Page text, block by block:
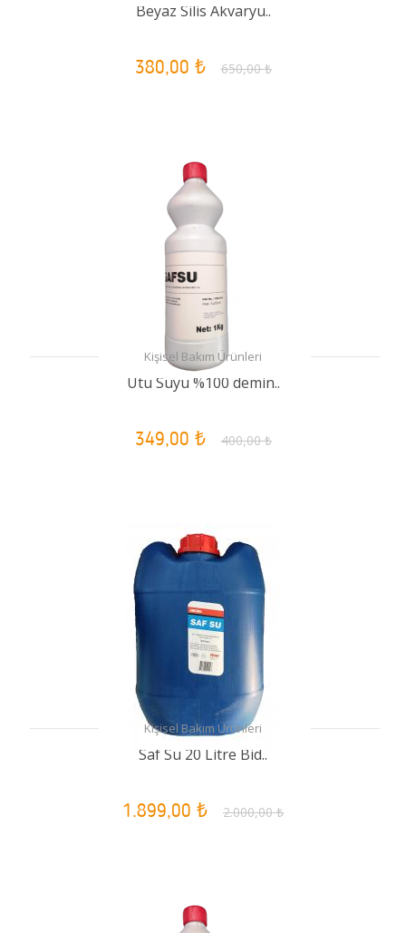
Beyaz Silis Akvaryu..
380,00 ₺ 650,00 ₺
Kişisel Bakım Ürünleri
Ütü Suyu %100 demin..
349,00 ₺ 400,00 ₺
Kişisel Bakım Ürünleri
Saf Su 20 Litre Bid..
1.899,00 ₺ 2.000,00 ₺